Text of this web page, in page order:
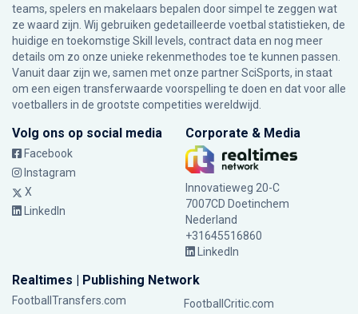
teams, spelers en makelaars bepalen door simpel te zeggen wat
ze waard zijn. Wij gebruiken gedetailleerde voetbal statistieken, de
huidige en toekomstige Skill levels, contract data en nog meer
details om zo onze unieke rekenmethodes toe te kunnen passen.
Vanuit daar zijn we, samen met onze partner SciSports, in staat
om een eigen transferwaarde voorspelling te doen en dat voor alle
voetballers in de grootste competities wereldwijd.
Volg ons op social media
Facebook
Instagram
X
LinkedIn
Corporate & Media
Innovatieweg 20-C
7007CD Doetinchem
Nederland
+31645516860
LinkedIn
Realtimes | Publishing Network
FootballTransfers.com
FootballCritic.com